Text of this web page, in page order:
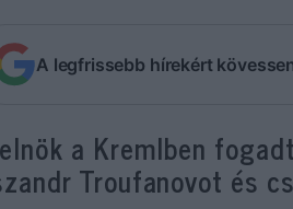
A legfrissebb hírekért
a Kremlben
Troufanovot és